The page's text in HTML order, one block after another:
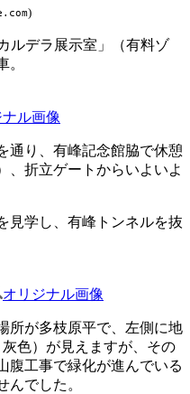
)
ルデラ展示室」（有料ゾ
。
ル画像
通り、有峰記念館脇で休憩
、折立ゲートからいよいよ
見学し、有峰トンネルを抜
オリジナル画像
所が多枝原平で、左側に地
色）が見えますが、その
腹工事で緑化が進んでいる
んでした。